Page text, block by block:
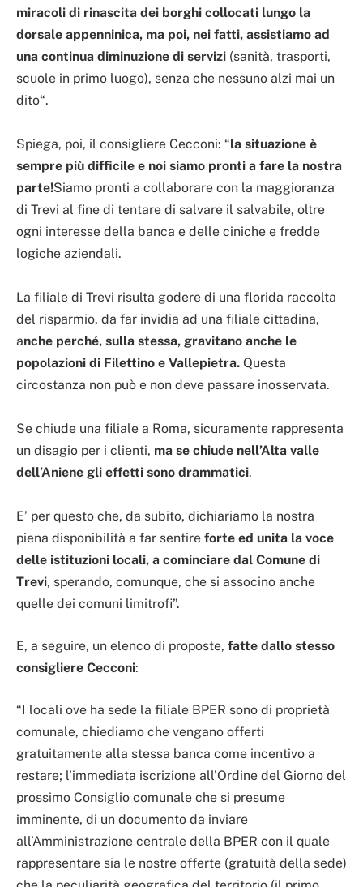
miracoli di rinascita dei borghi collocati lungo la
dorsale appenninica, ma poi, nei fatti, assistiamo ad
una continua diminuzione di servizi (sanità, trasporti,
scuole in primo luogo), senza che nessuno alzi mai un
dito“.
Spiega, poi, il consigliere Cecconi: “la situazione è
sempre più difficile e noi siamo pronti a fare la nostra
parte!Siamo pronti a collaborare con la maggioranza
di Trevi al fine di tentare di salvare il salvabile, oltre
ogni interesse della banca e delle ciniche e fredde
logiche aziendali.
La filiale di Trevi risulta godere di una florida raccolta
del risparmio, da far invidia ad una filiale cittadina,
anche perché, sulla stessa, gravitano anche le
popolazioni di Filettino e Vallepietra. Questa
circostanza non può e non deve passare inosservata.
Se chiude una filiale a Roma, sicuramente rappresenta
un disagio per i clienti, ma se chiude nell’Alta valle
dell’Aniene gli effetti sono drammatici.
E’ per questo che, da subito, dichiariamo la nostra
piena disponibilità a far sentire forte ed unita la voce
delle istituzioni locali, a cominciare dal Comune di
Trevi, sperando, comunque, che si associno anche
quelle dei comuni limitrofi”.
E, a seguire, un elenco di proposte, fatte dallo stesso
consigliere Cecconi:
“I locali ove ha sede la filiale BPER sono di proprietà
comunale, chiediamo che vengano offerti
gratuitamente alla stessa banca come incentivo a
restare; l’immediata iscrizione all’Ordine del Giorno del
prossimo Consiglio comunale che si presume
imminente, di un documento da inviare
all’Amministrazione centrale della BPER con il quale
rappresentare sia le nostre offerte (gratuità della sede)